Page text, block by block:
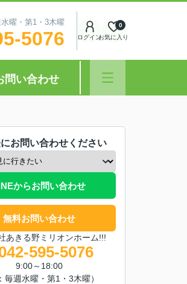
曜・第1・3木曜
5076 ログインお気に入り
0
問い合わせ
お問い合わせください
からお問い合わせ
無料お問い合わせ
あきる野ミリオンホーム!!!
595-5076
9:00～18:00
毎週水曜・第1・3木曜）